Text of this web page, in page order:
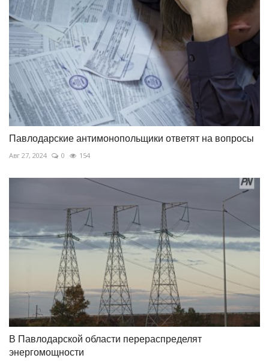
Павлодарские антимонопольщики ответят на вопросы
Авг 27, 2024 0 154
В Павлодарской области перераспределят
энергомощности